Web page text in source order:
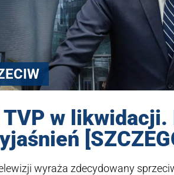
TVP w likwidacji.
wyraża zdecydowany